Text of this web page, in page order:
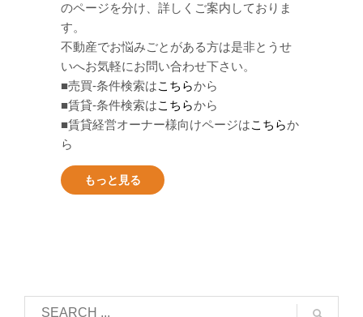
もっと見る
のページを分け、詳しくご案内しておりま
す。
不動産でお悩みごとがある方は是非とうせ
いへお気軽にお問い合わせ下さい。
■売買-条件検索はこちらから
■賃貸-条件検索はこちらから
■賃貸経営オーナー様向けページはこちらか
ら